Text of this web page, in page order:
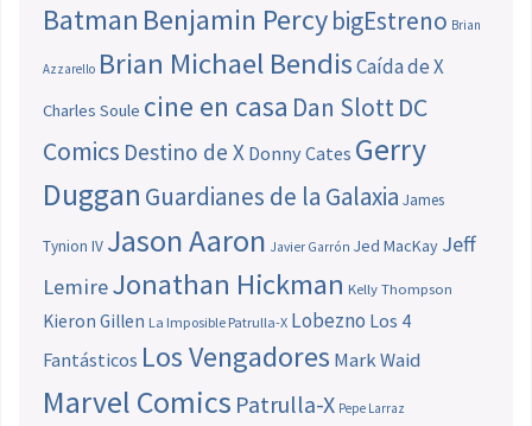
Batman Benjamin PercybigEstreno Brian
Azzarello Brian Michael BendisCaída de X
Charles Soule cine en casa Dan SlottDC
Comics Destino de X Donny Cates Gerry
Duggan Guardianes de la Galaxia James
Tynion IV Jason Aaron Javier Garrón Jed MacKay Jeff
LemireJonathan Hickman Kelly Thompson
Kieron Gillen La Imposible Patrulla-X Lobezno Los 4
Fantásticos Los Vengadores Mark Waid
Marvel Comics Patrulla-X Pepe Larraz